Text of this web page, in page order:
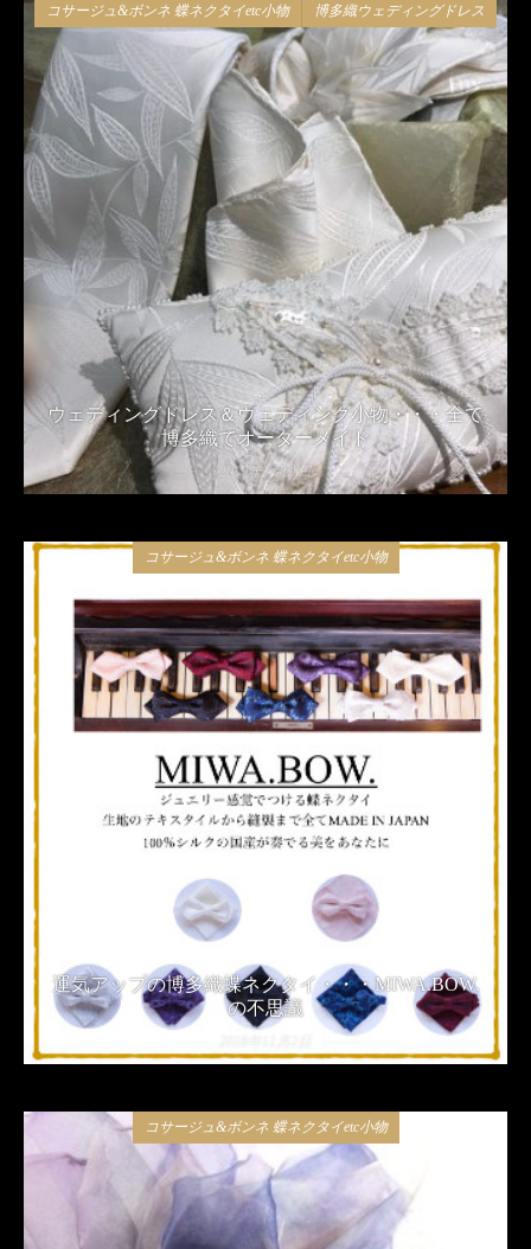
コサージュ&ボンネ 蝶ネクタイetc小物 博多織ウェディングドレス
ウェディングドレス＆ウェディング小物・・・全て
博多織でオーダーメイド
2019年3月21日
コサージュ&ボンネ 蝶ネクタイetc小物
運気アップの博多織蝶ネクタイ・・・MIWA.BOW.
の不思議
コサージュ&ボンネ 蝶ネクタイetc小物